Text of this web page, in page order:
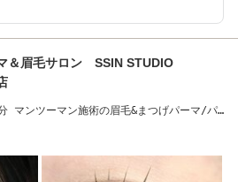
＆眉毛サロン SSIN STUDIO
マンツーマン施術の眉毛&まつげパーマ/パ